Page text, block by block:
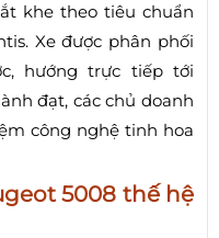
khe theo tiêu chuẩn
Xe được phân phối
hướng trực tiếp tới
đạt, các chủ doanh
công nghệ tinh hoa
5008 thế hệ